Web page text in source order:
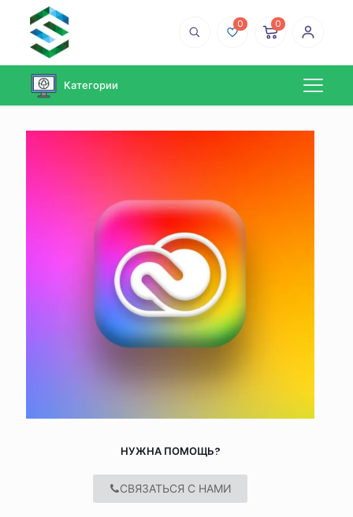
0 0
Категории
НУЖНА ПОМОЩЬ?
СВЯЗАТЬСЯ С НАМИ